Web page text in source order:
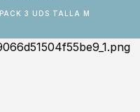
PACK 3 UDS TALLA M